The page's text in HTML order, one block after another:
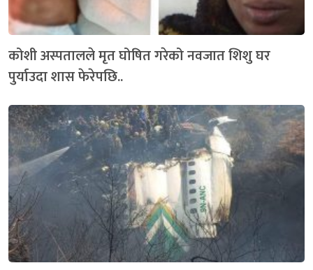
कोशी अस्पतालले मृत घोषित गरेको नवजात शिशु घर
पुर्याउदा शास फेरेपछि..